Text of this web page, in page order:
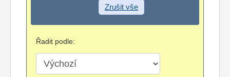
Zrušit vše
Řadit podle: